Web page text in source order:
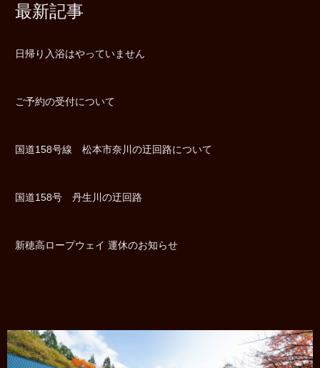
最新記事
日帰り入浴はやっていません
ご予約の受付について
国道158号線 松本市奈川の迂回路について
国道158号 丹生川の迂回路
新穂高ロープウェイ 運休のお知らせ